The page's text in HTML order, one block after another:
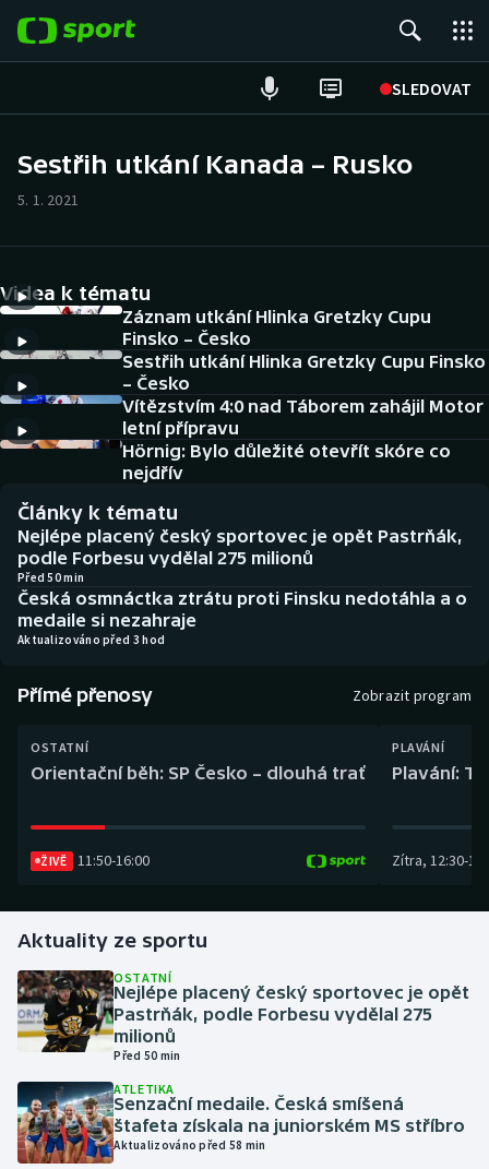
SLEDOVAT
Hokej
Tenis
Atletika
Cyklistika
DALŠÍ SPORTY
Americký fotbal
Baseball a softbal
Basketbal
Biatlon
Curling
Florbal
Golf
Gymnastika
Házená
Jezdectví
NEPŘEHLÉDNĚTE
Soutěže
Historické návraty
Aplikace ČT sport
Sestřih utkání Kanada – Rusko
5. 1. 2021
Videa k tématu
Záznam utkání Hlinka Gretzky Cupu
Finsko – Česko
Sestřih utkání Hlinka Gretzky Cupu Finsko
– Česko
Vítězstvím 4:0 nad Táborem zahájil Motor
letní přípravu
Hörnig: Bylo důležité otevřít skóre co
nejdřív
Články k tématu
Nejlépe placený český sportovec je opět Pastrňák,
podle Forbesu vydělal 275 milionů
Před 50 min
Česká osmnáctka ztrátu proti Finsku nedotáhla a o
medaile si nezahraje
Aktualizováno před 3 hod
Přímé přenosy Zobrazit program
OSTATNÍ
Orientační běh: SP Česko – dlouhá trať
ŽIVĚ 11:50-16:00
PLAVÁNÍ
Plavání:
Zítra, 12:30-
Aktuality ze sportu
OSTATNÍ
Nejlépe placený český sportovec je opět
Pastrňák, podle Forbesu vydělal 275
milionů
Před 50 min
ATLETIKA
Senzační medaile. Česká smíšená
štafeta získala na juniorském MS stříbro
Aktualizováno před 58 min